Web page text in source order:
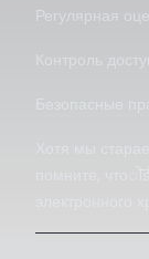
Регулярная
Контроль
помните,